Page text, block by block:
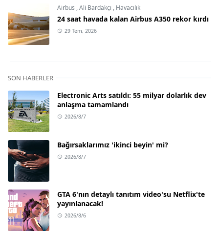
Airbus ,Ali Bardakçı , Havacılık
24 saat havada kalan Airbus A350 rekor kırdı
29 Tem, 2026
SON HABERLER
Electronic Arts satıldı: 55 milyar dolarlık dev
anlaşma tamamlandı
2026/8/7
Bağırsaklarımız 'ikinci beyin' mi?
2026/8/7
GTA 6'nın detaylı tanıtım video'su Netflix'te
yayınlanacak!
2026/8/6